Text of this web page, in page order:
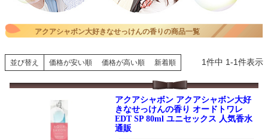
アクアシャボン大好きなせっけんの香りの商品一覧
並び替え 価格が安い順 価格が高い順 新着順 1件中 1-1件表示
アクアシャボン アクアシャボン大好
きなせっけんの香り オードトワレ
EDT SP 80ml ユニセックス 人気香水
通販